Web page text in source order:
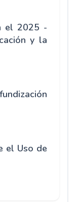
el 2025 -
y la
el Uso de